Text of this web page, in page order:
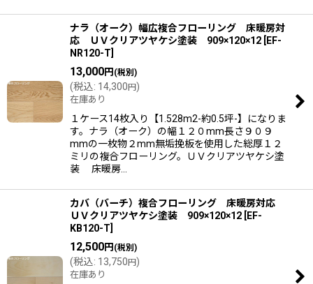
ナラ（オーク）幅広複合フローリング 床暖房対
応 ＵＶクリアツヤケシ塗装 909×120×12
EF-
NR120-T
13,000円 (税別)
(税込: 14,300円)
在庫あり
１ケース14枚入り【1.528m2-約0.5坪-】になりま
す。ナラ（オーク）の幅１２０mm長さ９０９
mmの一枚物２mm無垢挽板を使用した総厚１２
ミリの複合フローリング。ＵＶクリアツヤケシ塗
装 床暖房…
カバ（バーチ）複合フローリング 床暖房対応
ＵＶクリアツヤケシ塗装 909×120×12
EF-
KB120-T
12,500円 (税別)
(税込: 13,750円)
在庫あり